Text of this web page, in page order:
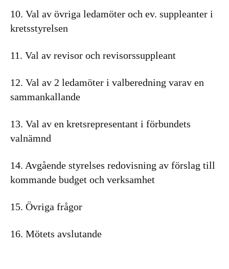
10. Val av övriga ledamöter och ev. suppleanter i
kretsstyrelsen
11. Val av revisor och revisorssuppleant
12. Val av 2 ledamöter i valberedning varav en
sammankallande
13. Val av en kretsrepresentant i förbundets
valnämnd
14. Avgående styrelses redovisning av förslag till
kommande budget och verksamhet
15. Övriga frågor
16. Mötets avslutande